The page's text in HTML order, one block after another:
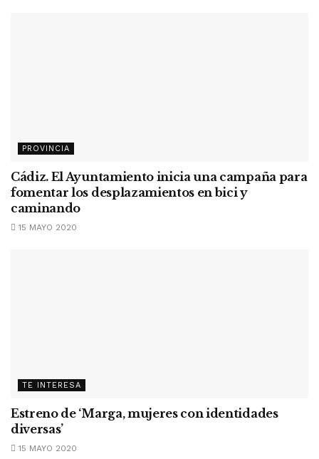
PROVINCIA
Cádiz. El Ayuntamiento inicia una campaña para
fomentar los desplazamientos en bici y
caminando
15 MAYO 2020
TE INTERESA
Estreno de ‘Marga, mujeres con identidades
diversas’
15 MAYO 2020